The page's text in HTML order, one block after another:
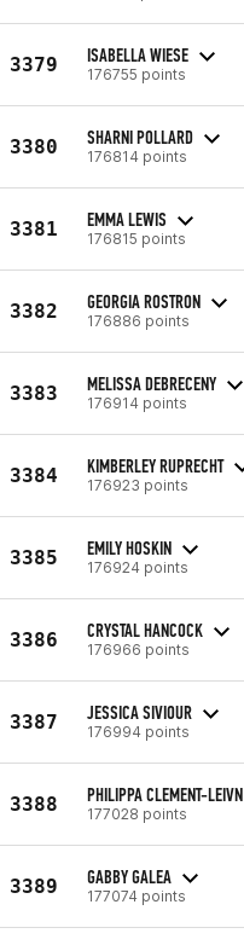
3379 ISABELLA WIESE
176755 points
3380 SHARNI POLLARD
176814 points
3381 EMMA LEWIS
176815 points
3382 GEORGIA ROSTRON
176886 points
3383 MELISSA DEBRECENY
176914 points
3384 KIMBERLEY RUPRECHT
176923 points
3385 EMILY HOSKIN
176924 points
3386 CRYSTAL HANCOCK
176966 points
3387 JESSICA SIVIOUR
176994 points
3388 PHILIPPA CLEMENT-LEIVN
177028 points
3389 GABBY GALEA
177074 points